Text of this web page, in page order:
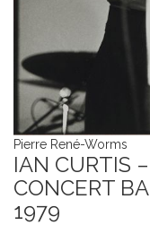
Pierre René-Worms
IAN CURTIS
CONCERT
1979